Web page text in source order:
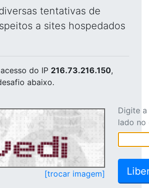
tentativas de
a sites hospedados
do IP 216.73.216.150,
abaixo.
[trocar imagem]
Digite
lado no